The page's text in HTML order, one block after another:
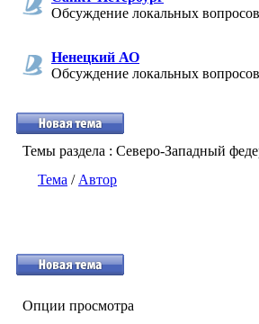
Обсуждение локальных
Ненецкий АО
Обсуждение локальных
Темы раздела : Северо-Западный
Тема / Автор
Опции просмотра